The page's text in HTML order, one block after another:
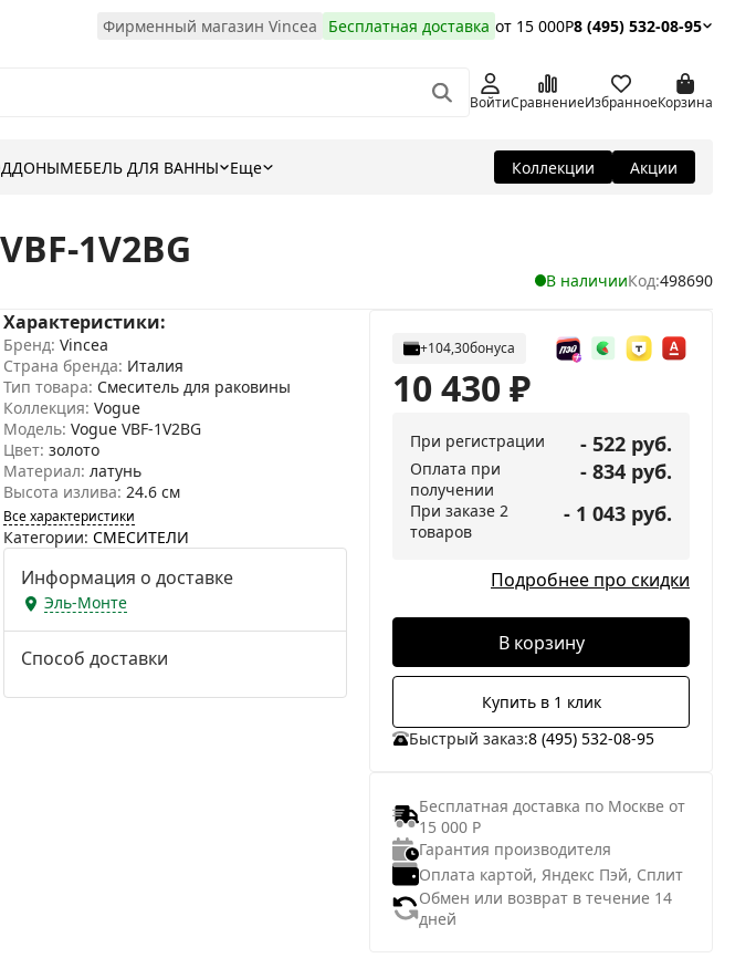
Фирменный магазин Vincea Бесплатная доставка от 15 000Р8 (495) 532-08-95
ВойтиСравнениеИзбранноеКорзина
МЕБЕЛЬ ДЛЯ ВАННЫ Еще Коллекции Акции
1V2BG
В наличииКод:498690
Характеристики:
Бренд: Vincea
Страна бренда: Италия
Тип товара: Смеситель для раковины
Коллекция: Vogue
Модель: Vogue VBF-1V2BG
Цвет: золото
Материал: латунь
Высота излива: 24.6 см
Все характеристики
Категории: СМЕСИТЕЛИ
Информация о доставке
Эль-Монте
Способ доставки
+104,30бонуса
10 430₽
При регистрации - 522 руб.
Оплата при
получении
- 834 руб.
При заказе 2
товаров
- 1 043 руб.
Подробнее про скидки
В корзину
Купить в 1 клик
Быстрый заказ:8 (495) 532-08-95
Бесплатная доставка по Москве от
15 000 Р
Гарантия производителя
Оплата картой, Яндекс Пэй, Сплит
Обмен или возврат в течение 14
дней